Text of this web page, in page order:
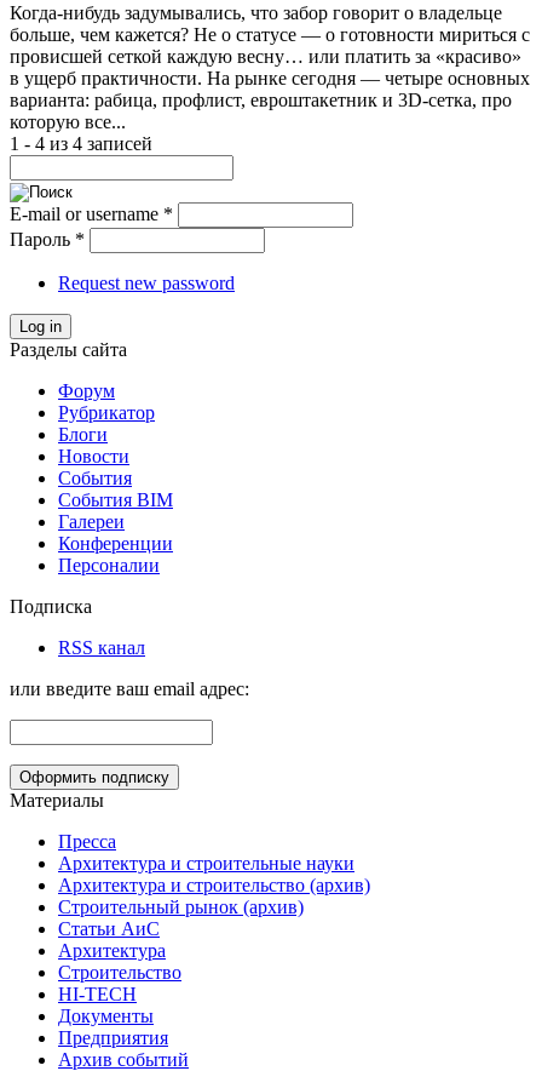
Когда-нибудь задумывались, что забор говорит о владельце
больше, чем кажется? Не о статусе — о готовности мириться с
провисшей сеткой каждую весну… или платить за «красиво»
в ущерб практичности. На рынке сегодня — четыре основных
варианта: рабица, профлист, евроштакетник и 3D-сетка, про
которую все...
1 - 4 из 4 записей
E-mail or username *
Пароль *
Request new password
Log in
Разделы сайта
Форум
Рубрикатор
Блоги
Новости
События
События BIM
Галереи
Конференции
Персоналии
Подписка
RSS канал
или введите ваш email адрес:
Материалы
Пресса
Архитектура и строительные науки
Архитектура и строительство (архив)
Строительный рынок (архив)
Статьи АиС
Архитектура
Строительство
HI-TECH
Документы
Предприятия
Архив событий